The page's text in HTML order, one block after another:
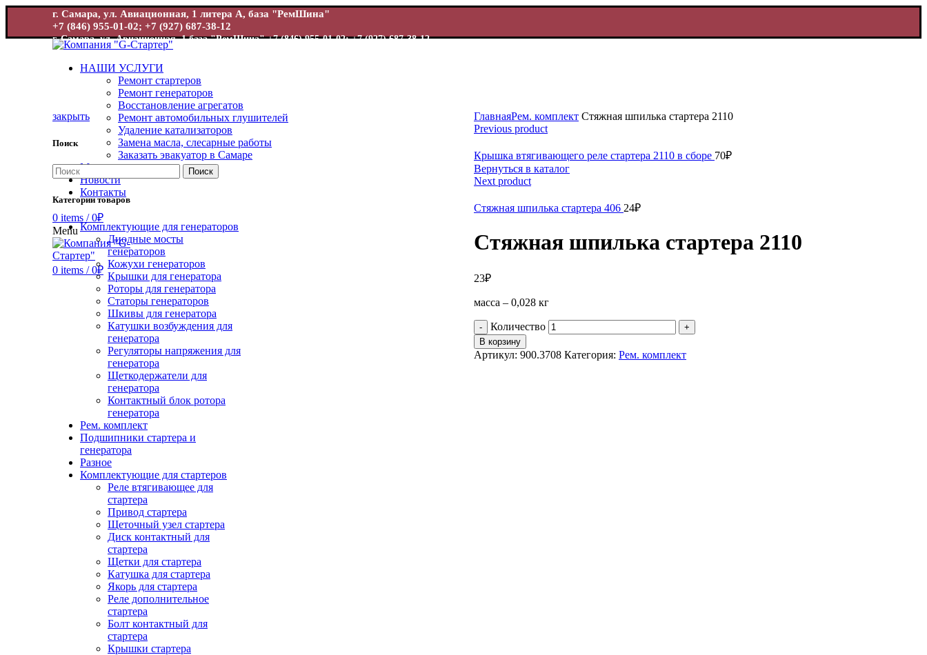
г. Самара, ул. Авиационная, 1 литера А, база "РемШина"
+7 (846) 955-01-02; +7 (927) 687-38-12
г. Самара, ул. Авиационная, 1 база "РемШина" +7 (846) 955-01-02; +7 (927) 687-38-12
НАШИ УСЛУГИ
Ремонт стартеров
Ремонт генераторов
Восстановление агрегатов
Ремонт автомобильных глушителей
Удаление катализаторов
Замена масла, слесарные работы
Заказать эвакуатор в Самаре
Магазин
Новости
Контакты
0 items / 0₽
Menu
0 items / 0₽
Увеличить
ГлавнаяРем. комплектСтяжная шпилька стартера 2110
Previous product
Крышка втягивающего реле стартера 2110 в сборе 70₽
Вернуться в каталог
Next product
Стяжная шпилька стартера 406 24₽
Стяжная шпилька стартера 2110
23₽
масса – 0,028 кг
Количество
В корзину
Артикул: 900.3708 Категория: Рем. комплект
закрыть
Поиск
Поиск
Категории товаров
Комплектующие для генераторов
Диодные мосты
генераторов
Кожухи генераторов
Крышки для генератора
Роторы для генератора
Статоры генераторов
Шкивы для генератора
Катушки возбуждения для
генератора
Регуляторы напряжения для
генератора
Щеткодержатели для
генератора
Контактный блок ротора
генератора
Рем. комплект
Подшипники стартера и
генератора
Разное
Комплектующие для стартеров
Реле втягивающее для
стартера
Привод стартера
Щеточный узел стартера
Диск контактный для
стартера
Щетки для стартера
Катушка для стартера
Якорь для стартера
Реле дополнительное
стартера
Болт контактный для
стартера
Крышки стартера